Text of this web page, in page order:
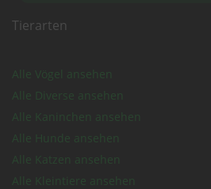
Tierarten
Alle Vögel ansehen
Alle Diverse ansehen
Alle Kaninchen ansehen
Alle Hunde ansehen
Alle Katzen ansehen
Alle Kleintiere ansehen